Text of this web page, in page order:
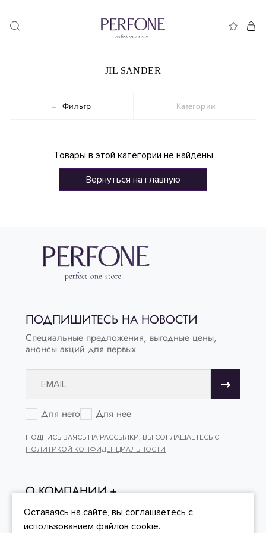
JIL SANDER
Фильтр Категории
Товары в этой категории не найдены
Вернуться на главную
ПОДПИШИТЕСЬ НА НОВОСТИ
Специальные предложения, выгодные цены,
анонсы акций для первых
Для него Для нее
ПОДПИСЫВАЯСЬ НА РАССЫЛКИ, ВЫ СОГЛАШАЕТЕСЬ С
ПОЛИТИКОЙ КОНФИДЕНЦИАЛЬНОСТИ
О КОМПАНИИ
ОНЛАЙН - ПОКУПКИ
Оставаясь на сайте, вы соглашаетесь с
использованием файлов cookie.